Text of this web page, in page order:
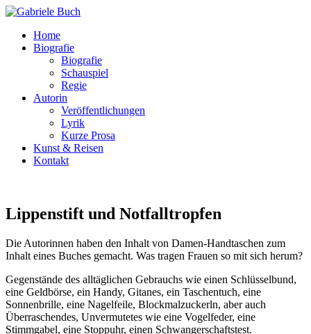
Home
Biografie
Biografie
Schauspiel
Regie
Autorin
Veröffentlichungen
Lyrik
Kurze Prosa
Kunst & Reisen
Kontakt
Lippenstift und Notfalltropfen
Die Autorinnen haben den Inhalt von Damen-Handtaschen zum
Inhalt eines Buches gemacht. Was tragen Frauen so mit sich herum?
Gegenstände des alltäglichen Gebrauchs wie einen Schlüsselbund,
eine Geldbörse, ein Handy, Gitanes, ein Taschentuch, eine
Sonnenbrille, eine Nagelfeile, Blockmalzuckerln, aber auch
Überraschendes, Unvermutetes wie eine Vogelfeder, eine
Stimmgabel, eine Stoppuhr, einen Schwangerschaftstest.